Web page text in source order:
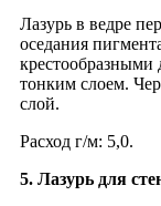
Лазурь в ведре
оседания
крестообразными
тонким слоем.
слой.
Расход г/м: 5,0.
5. Лазурь для